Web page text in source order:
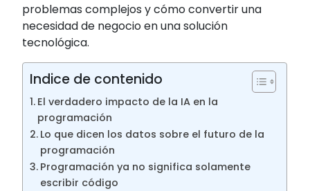
problemas complejos y cómo convertir una
necesidad de negocio en una solución
tecnológica.
Indice de contenido
El verdadero impacto de la IA en la
programación
Lo que dicen los datos sobre el futuro de la
programación
Programación ya no significa solamente
escribir código